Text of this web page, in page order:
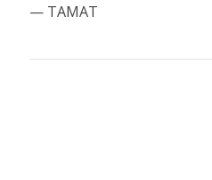
— TAMAT